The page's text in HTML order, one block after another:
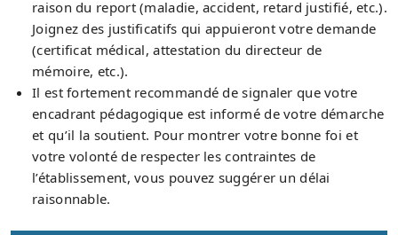
raison du report (maladie, accident, retard justifié, etc.).
Joignez des justificatifs qui appuieront votre demande
(certificat médical, attestation du directeur de
mémoire, etc.).
Il est fortement recommandé de signaler que votre
encadrant pédagogique est informé de votre démarche
et qu’il la soutient. Pour montrer votre bonne foi et
votre volonté de respecter les contraintes de
l’établissement, vous pouvez suggérer un délai
raisonnable.